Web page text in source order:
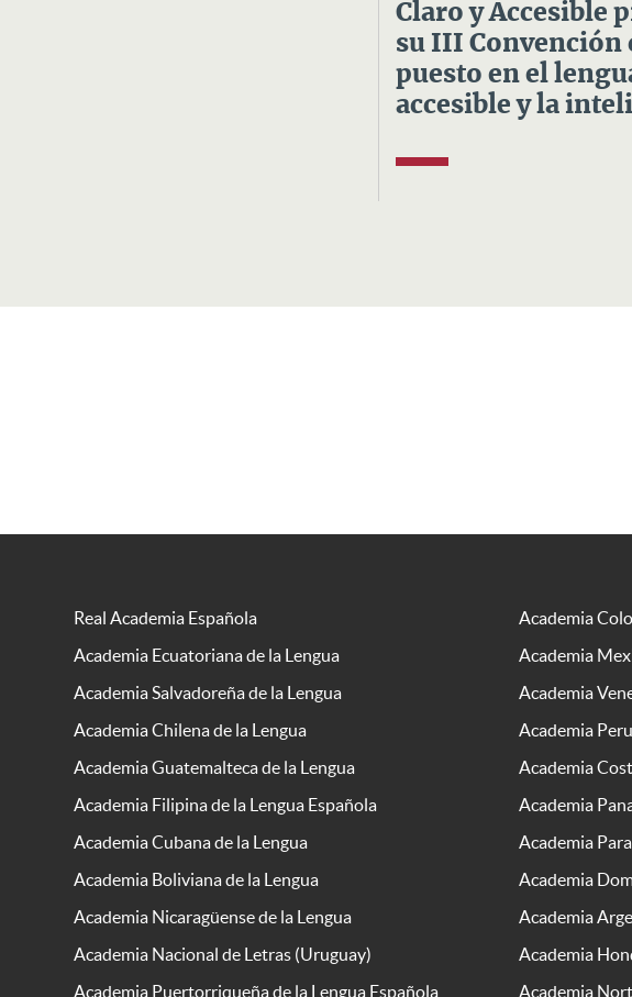
Claro y Accesible
su III Convención
puesto en el
accesible y la
Real Academia Española
Academia
Academia Ecuatoriana de la Lengua
Academia
Academia Salvadoreña de la Lengua
Academia
Academia Chilena de la Lengua
Academia
Academia Guatemalteca de la Lengua
Academia
Academia Filipina de la Lengua Española
Academia
Academia Cubana de la Lengua
Academia
Academia Boliviana de la Lengua
Academia
Academia Nicaragüense de la Lengua
Academia
Academia Nacional de Letras (Uruguay)
Academia
Academia Puertorriqueña de la Lengua Española
Academia